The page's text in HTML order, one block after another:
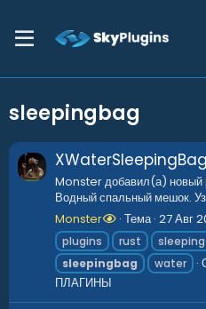
sleepingbag
Monster добавил(а)
Водный спальный мешок.
Monster
Тема 27 Авг
plugins
rust sleeping
sleepingbag
water
ПЛАГИНЫ